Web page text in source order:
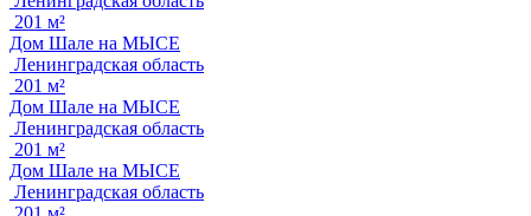
201 м²
Дом Шале на МЫСЕ
Ленинградская область
201 м²
Дом Шале на МЫСЕ
Ленинградская область
201 м²
Дом Шале на МЫСЕ
Ленинградская область